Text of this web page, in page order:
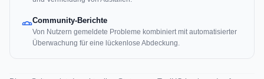
Community-Berichte
Von Nutzern gemeldete Probleme kombiniert mit automatisierter
Überwachung für eine lückenlose Abdeckung.